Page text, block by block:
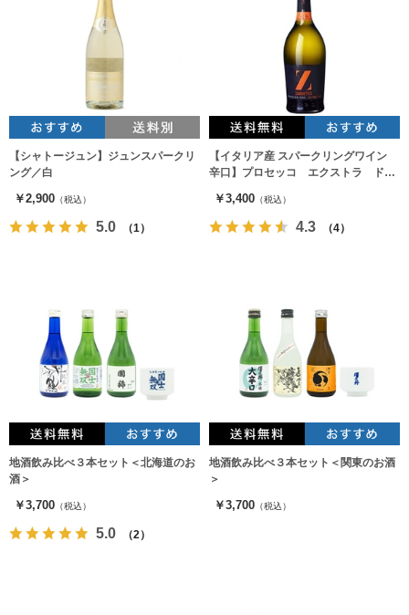
【シャトージュン】ジュンスパークリ
ング／白
￥2,900 （税込）
5.0 （1）
【イタリア産 スパークリングワイン
辛口】プロセッコ エクストラ ドラ
￥3,400 （税込）
4.3 （4）
地酒飲み比べ３本セット＜北海道のお
酒＞
￥3,700 （税込）
5.0 （2）
地酒飲み比べ３本セット＜関東のお酒
＞
￥3,700 （税込）